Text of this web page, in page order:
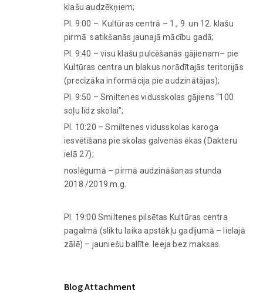
klašu audzēkņiem;
Pl. 9:00 – Kultūras centrā – 1., 9. un 12. klašu
pirmā satikšanās jaunajā mācību gadā;
Pl. 9:40 – visu klašu pulcēšanās gājienam– pie
Kultūras centra un blakus norādītajās teritorijās
(precīzāka informācija pie audzinātājas);
Pl. 9:50 – Smiltenes vidusskolas gājiens “100
soļu līdz skolai”;
Pl. 10:20 – Smiltenes vidusskolas karoga
iesvētīšana pie skolas galvenās ēkas (Dakteru
ielā 27);
noslēgumā – pirmā audzināšanas stunda
2018./2019.m.g.
Pl. 19:00 Smiltenes pilsētas Kultūras centra
pagalmā (sliktu laika apstākļu gadījumā – lielajā
zālē) – jauniešu ballīte. Ieeja bez maksas.
Blog Attachment